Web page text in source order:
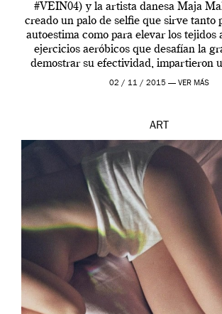
#VEIN04) y la artista danesa Maja
creado un palo de selfie que sirve tanto
autoestima como para elevar los tejidos
ejercicios aeróbicos que desafían la
demostrar su efectividad, impartieron
prueba en el Tate […]
02 / 11 / 2015 — VER MÁS
ART